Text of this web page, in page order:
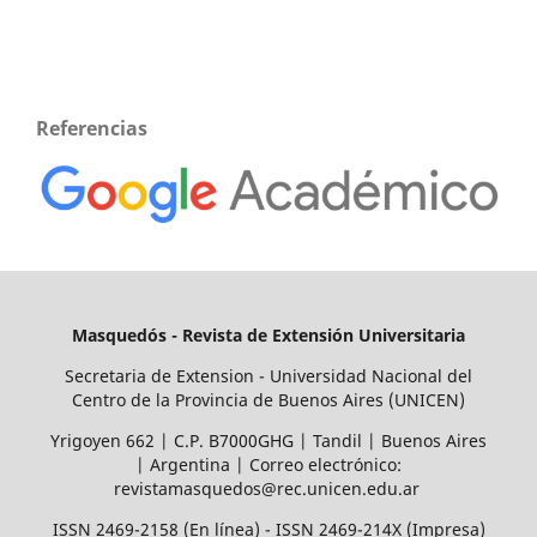
Referencias
Masquedós - Revista de Extensión Universitaria
Secretaria de Extension - Universidad Nacional del
Centro de la Provincia de Buenos Aires (UNICEN)
Yrigoyen 662 | C.P. B7000GHG | Tandil | Buenos Aires
| Argentina | Correo electrónico:
revistamasquedos@rec.unicen.edu.ar
ISSN 2469-2158 (En línea) - ISSN 2469-214X (Impresa)